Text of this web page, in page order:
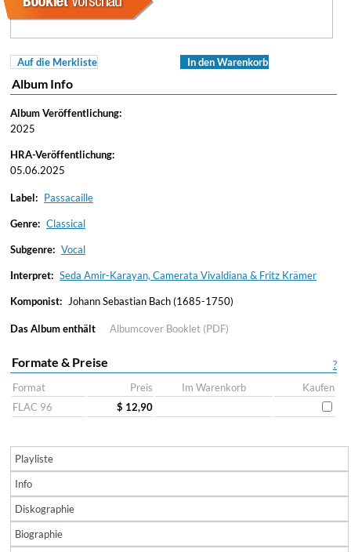
Auf die Merkliste In den Warenkorb
Album Info
Album Veröffentlichung:
2025
HRA-Veröffentlichung:
05.06.2025
Label: Passacaille
Genre: Classical
Subgenre: Vocal
Interpret: Seda Amir-Karayan, Camerata Vivaldiana & Fritz Krämer
Komponist: Johann Sebastian Bach (1685-1750)
Das Album enthält Albumcover Booklet (PDF)
?
Formate & Preise
Format Preis Im Warenkorb
Kaufen
FLAC 96
$ 12,90
Playliste
Info
Diskographie
Biographie